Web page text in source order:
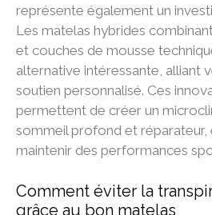
représente également un
Les matelas hybrides
et couches de mousse
alternative intéressante, alliant
soutien personnalisé. Ces
permettent de créer un
sommeil profond et réparateur,
maintenir des performances
Comment éviter la
grâce au bon matelas